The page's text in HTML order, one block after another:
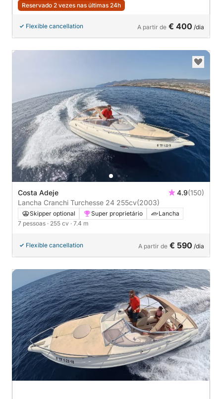
Reservado 2 vezes nas últimas 24h
Flexible cancellation A partir de € 400 /dia
Costa Adeje 4.9(150)
Lancha Cranchi Turchesse 24 255cv(2003)
Skipper optional Super proprietário
Lancha
7 pessoas · 255 cv · 7.4 m
Flexible cancellation A partir de € 590 /dia